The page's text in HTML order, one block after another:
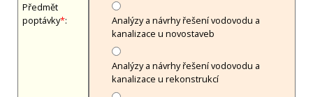
Předmět
poptávky*:
Analýzy a návrhy řešení vodovodu a
kanalizace u novostaveb
Analýzy a návrhy řešení vodovodu a
kanalizace u rekonstrukcí